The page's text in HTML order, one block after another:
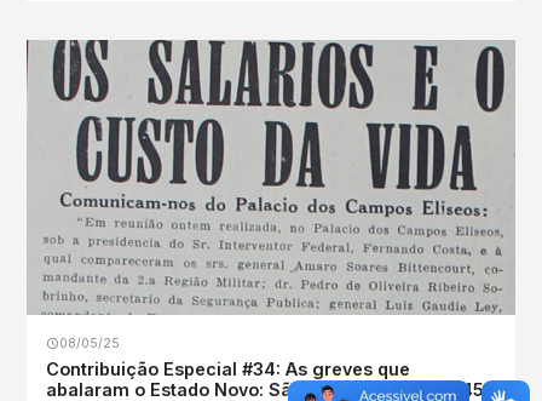
08/05/25
Contribuição Especial #34: As greves que
abalaram o Estado Novo: São Paulo, maio de 1945